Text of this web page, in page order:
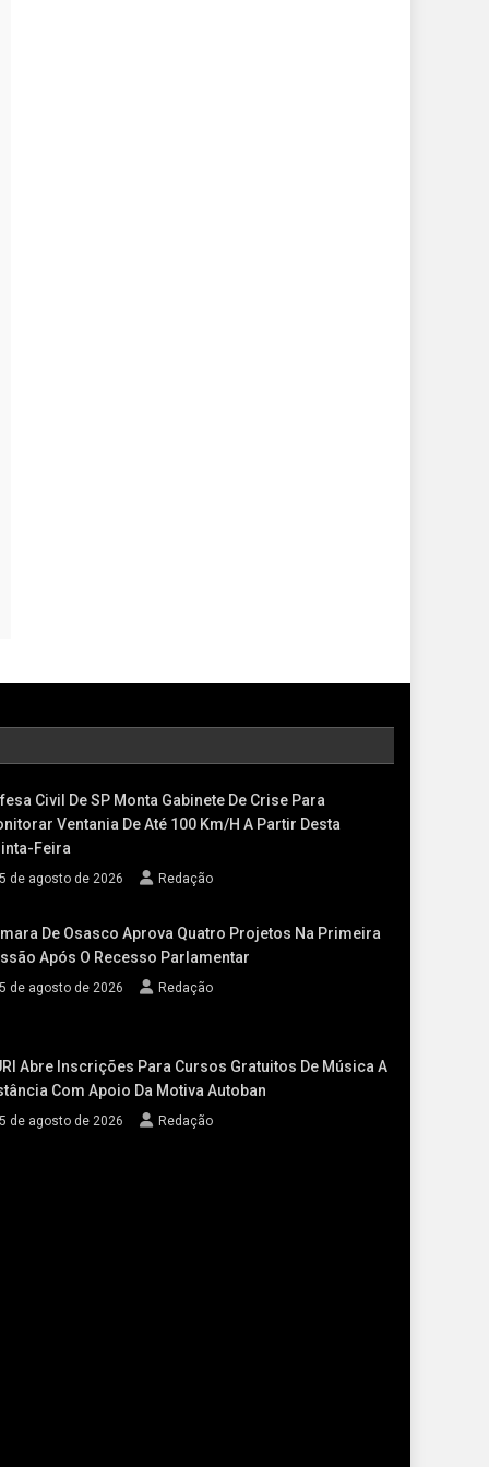
Civil De SP Monta Gabinete De Crise Para
Ventania De Até 100 Km/h A Partir Desta
Feira
de agosto de 2026 Redação
De Osasco Aprova Quatro Projetos Na Primeira
Após O Recesso Parlamentar
de agosto de 2026 Redação
Abre Inscrições Para Cursos Gratuitos De Música A
Com Apoio Da Motiva Autoban
de agosto de 2026 Redação